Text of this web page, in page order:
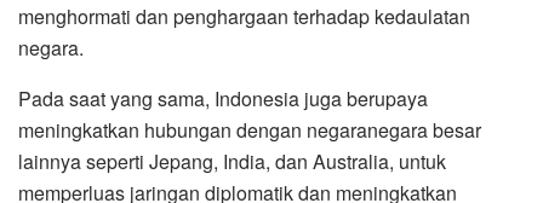
menghormati dan penghargaan terhadap kedaulatan
negara.
Pada saat yang sama, Indonesia juga berupaya
meningkatkan hubungan dengan negaranegara besar
lainnya seperti Jepang, India, dan Australia, untuk
memperluas jaringan diplomatik dan meningkatkan